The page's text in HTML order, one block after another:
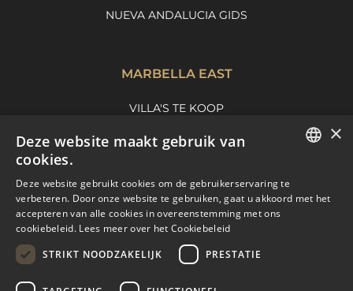
NUEVA ANDALUCIA GIDS
MARBELLA EAST
VILLA'S TE KOOP
MARBELLA EAST GUIDE
SPANISH
×
Deze website maakt gebruik van
cookies.
Deze website gebruikt cookies om de gebruikerservaring te
verbeteren. Door onze website te gebruiken, gaat u akkoord met het
accepteren van alle cookies in overeenstemming met ons
cookiebeleid. Lees meer over het Cookiebeleid
STRIKT NOODZAKELIJK
PRESTATIE